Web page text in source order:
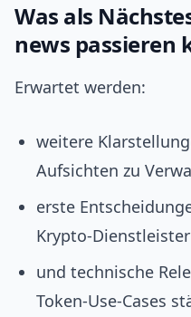
Was als
news passieren
Erwartet werden:
weitere
Aufsichten zu
erste
und technische
Token‑Use‑Cases